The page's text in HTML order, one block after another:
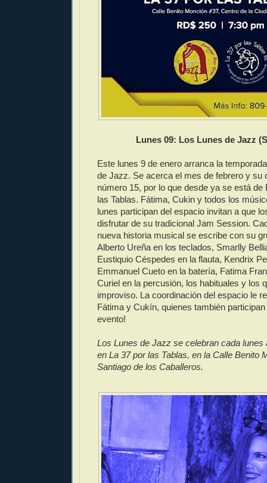
Lunes 09: Los Lunes de Jazz
Este lunes 9 de enero arranca la
de Jazz. Se acerca el mes de febrero y su
número 15, por lo que desde ya se está de
las Tablas. Fátima, Cukin y todos los
lunes participan del espacio invitan a que
disfrutar de su tradicional Jam Session.
nueva historia musical se escribe con su
Alberto Ureña en los teclados, Smarlly
Eustiquio Céspedes en la flauta, Kendrix
Emmanuel Cueto en la batería, Fatima
Curiel en la percusión, los habituales y los
improviso. La coordinación del espacio le
Fátima y Cukín, quienes también
evento!
Los Lunes de Jazz se celebran cada lunes
en La 37 por las Tablas, en la Calle Benito
Santiago de los Caballeros.